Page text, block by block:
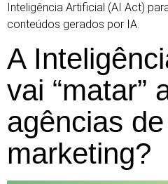
Inteligência Artificial (AI Act)
conteúdos gerados por IA.
A
vai “matar”
agências de
marketing?